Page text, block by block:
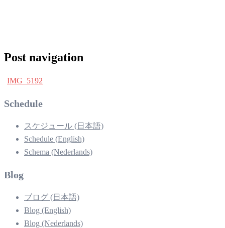
Post navigation
IMG_5192
Schedule
スケジュール (日本語)
Schedule (English)
Schema (Nederlands)
Blog
ブログ (日本語)
Blog (English)
Blog (Nederlands)